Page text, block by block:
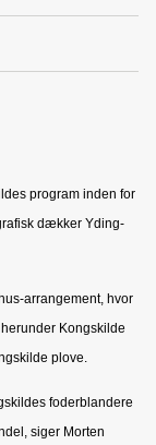
program inden for
dækker Yding-
arrangement, hvor
Kongskilde
plove.
foderblandere
siger Morten